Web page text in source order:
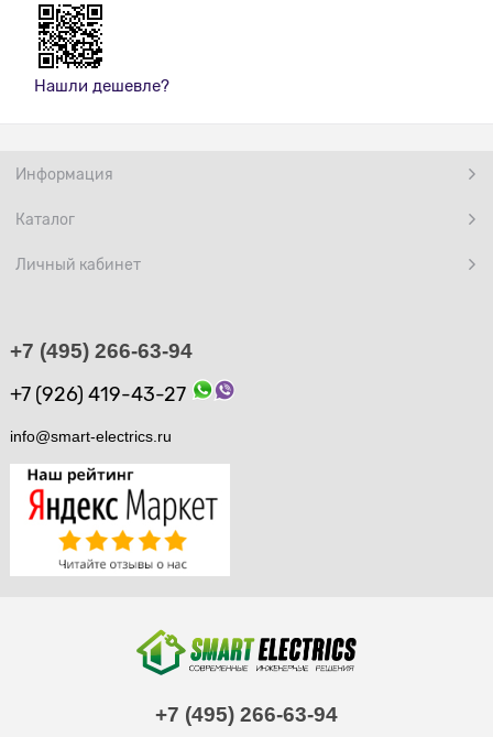
Нашли дешевле?
Информация
Каталог
Личный кабинет
+7 (495) 266-63-94
+7 (926) 419-43-27
info@smart-electrics.ru
+7 (495) 266-63-94